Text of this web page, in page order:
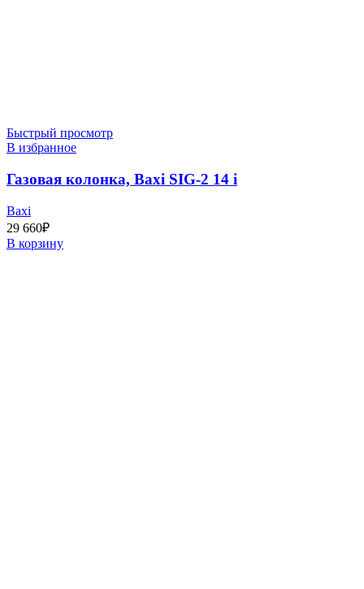
Быстрый просмотр
В избранное
Газовая колонка, Baxi SIG-2 14 i
Baxi
29 660₽
В корзину